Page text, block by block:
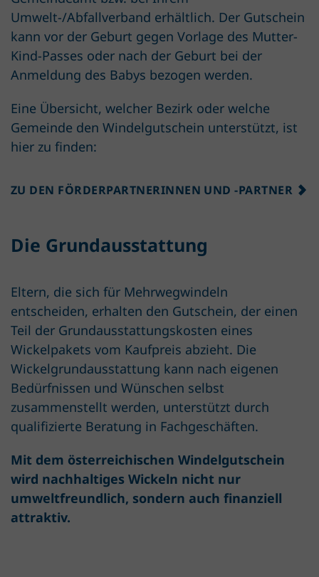
Umwelt-/Abfallverband erhältlich. Der Gutschein
kann vor der Geburt gegen Vorlage des Mutter-
Kind-Passes oder nach der Geburt bei der
Anmeldung des Babys bezogen werden.
Eine Übersicht, welcher Bezirk oder welche
Gemeinde den Windelgutschein unterstützt, ist
hier zu finden:
ZU DEN FÖRDERPARTNERINNEN UND -PARTNER
Die Grundausstattung
Eltern, die sich für Mehrwegwindeln
entscheiden, erhalten den Gutschein, der einen
Teil der Grundausstattungskosten eines
Wickelpakets vom Kaufpreis abzieht. Die
Wickelgrundausstattung kann nach eigenen
Bedürfnissen und Wünschen selbst
zusammenstellt werden, unterstützt durch
qualifizierte Beratung in Fachgeschäften.
Mit dem österreichischen Windelgutschein
wird nachhaltiges Wickeln nicht nur
umweltfreundlich, sondern auch finanziell
attraktiv.